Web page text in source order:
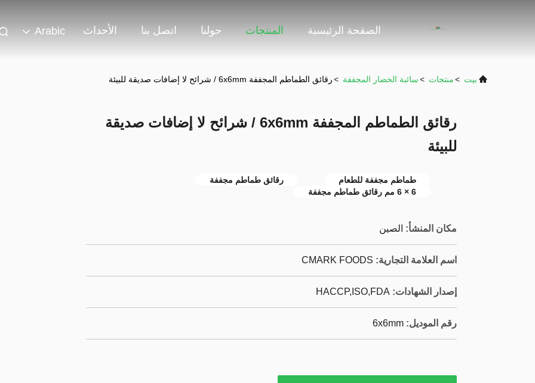
الصفحة الرئيسية المنتجات حولنا اتصل بنا الأحداث Arabic
بيت >منتجات >سائبة الخضار المجففة >رقائق الطماطم المجففة 6x6mm / شرائح لا إضافات صديقة للبيئة
رقائق الطماطم المجففة 6x6mm / شرائح لا إضافات صديقة
للبيئة
طماطم مجففة للطعام
رقائق طماطم مجففة
6 × 6 مم رقائق طماطم مجففة
مكان المنشأ: الصين
اسم العلامة التجارية: CMARK FOODS
إصدار الشهادات: HACCP,ISO,FDA
رقم الموديل: 6x6mm